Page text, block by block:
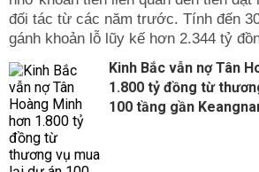
đối tác từ các năm trước. Tính đến
gánh khoản lỗ lũy kế hơn 2.344 tỷ
Kinh Bắc vẫn nợ Tân
1.800 tỷ đồng từ
100 tầng gần